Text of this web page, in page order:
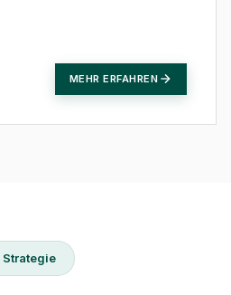
MEHR ERFAHREN
Strategie